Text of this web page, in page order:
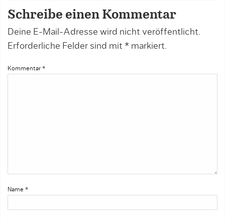
Schreibe einen Kommentar
Deine E-Mail-Adresse wird nicht veröffentlicht.
Erforderliche Felder sind mit * markiert.
Kommentar *
Name *